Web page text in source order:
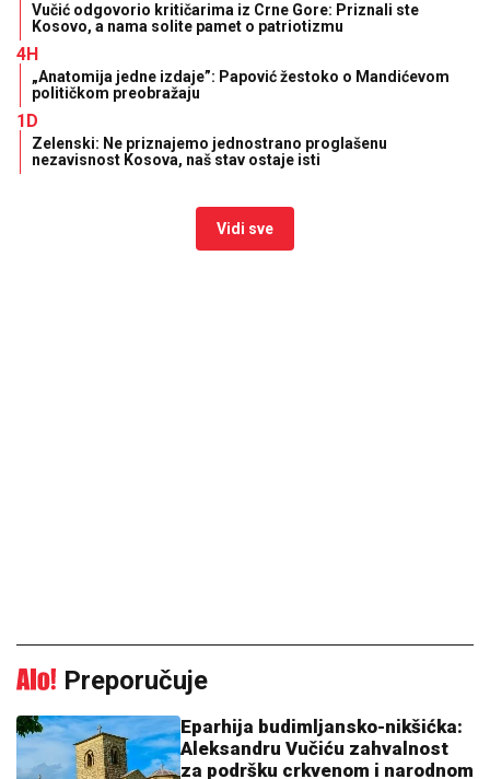
Vučić odgovorio kritičarima iz Crne Gore: Priznali ste
Kosovo, a nama solite pamet o patriotizmu
4H
„Anatomija jedne izdaje”: Papović žestoko o Mandićevom
političkom preobražaju
1D
Zelenski: Ne priznajemo jednostrano proglašenu
nezavisnost Kosova, naš stav ostaje isti
Vidi sve
Preporučuje
Eparhija budimljansko-nikšićka:
Aleksandru Vučiću zahvalnost
za podršku crkvenom i narodnom